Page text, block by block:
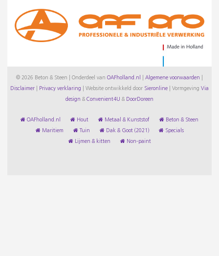
© 2026 Beton & Steen | Onderdeel van OAFholland.nl Algemene voorwaarden
Disclaimer Privacy verklaring Website ontwikkeld door Sieronline Vormgeving Via
design & Convenient4U & DoorDoreen
OAFholland.nl Hout Metaal & Kunststof Beton & Steen
Maritiem Tuin Dak & Goot (2021) Specials
Lijmen & kitten Non-paint